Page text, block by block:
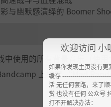
与幽默感演绎的 Boomer
中使用的所有背景音乐（使用
上搜索 “Mad
欢迎访问 小
如果你发现主页没有
缓存
活 无任何套路，来了
赏 也没有任何 公众号
打不开解决办法：